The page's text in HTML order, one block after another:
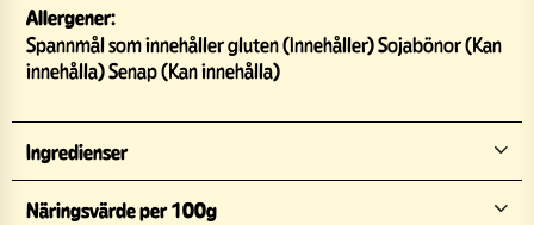
Allergener:
Spannmål som innehåller gluten (Innehåller) Sojabönor (Kan
innehålla) Senap (Kan innehålla)
Ingredienser
Näringsvärde per 100g